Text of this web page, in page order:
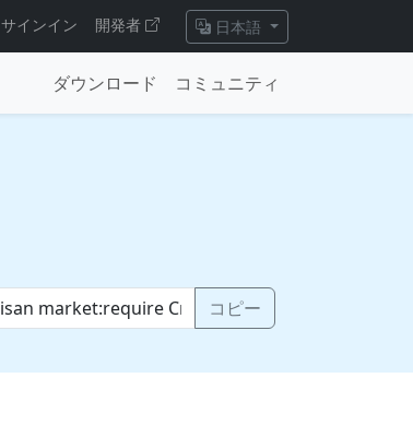
サインイン 開発者 日本語
ダウンロード コミュニティ
コピー